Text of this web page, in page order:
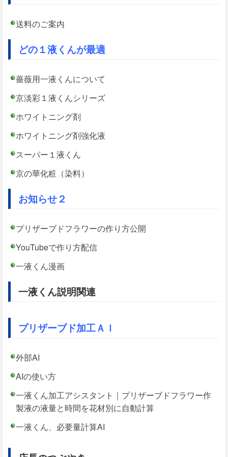
送料のご案内
どの１液くんが最適
薔薇用一液くんについて
京淡彩１液くんシリーズ
ホワイトニング剤
ホワイトニング剤強化液
スーパー１液くん
京の華化粧（染料）
お知らせ２
プリザーブドフラワーの作り方公開
YouTubeで作り方配信
一液くん漫画
一液くん説明関連
プリザーブド加工ＡＩ
外部AI
AIの使い方
一液くん加工アシスタント｜プリザーブドフラワー作
製液の液量と時間を花材別に自動計算
一液くん、必要量計算AI